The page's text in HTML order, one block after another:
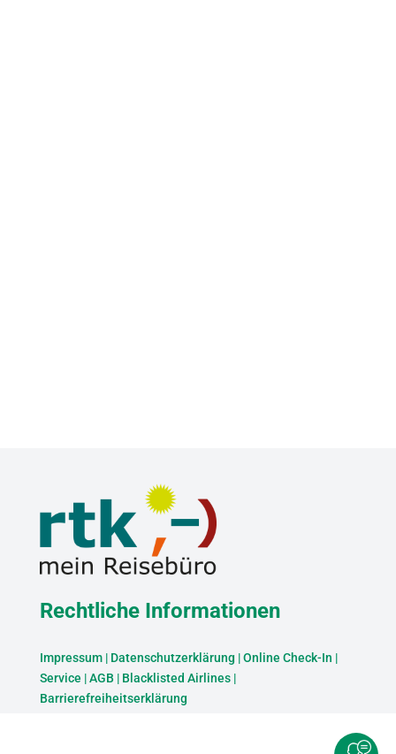
Rechtliche Informationen
Impressum| Datenschutzerklärung |Online Check-In |
Service |AGB | Blacklisted Airlines|
Barrierefreiheitserklärung